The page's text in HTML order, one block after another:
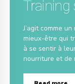
Training
J’agit comme
mieux-être qui
à se sentir à
nourriture et de